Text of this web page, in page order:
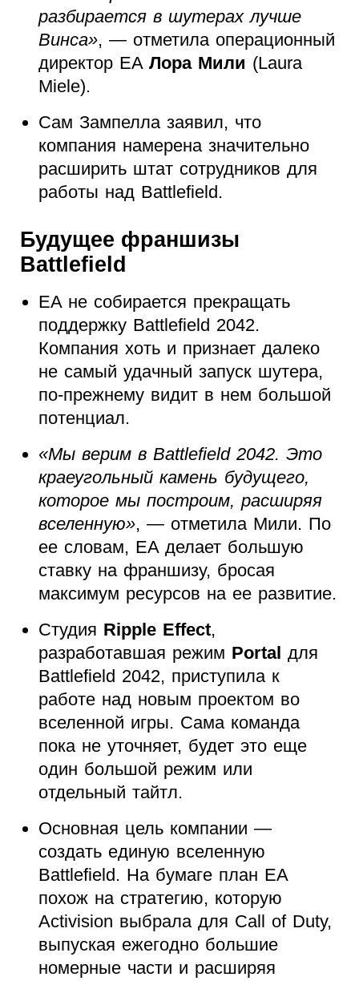
разбирается в шутерах лучше
Винса», — отметила операционный
директор EA Лора Мили (Laura
Miele).
Сам Зампелла заявил, что
компания намерена значительно
расширить штат сотрудников для
работы над Battlefield.
Будущее франшизы
Battlefield
EA не собирается прекращать
поддержку Battlefield 2042.
Компания хоть и признает далеко
не самый удачный запуск шутера,
по-прежнему видит в нем большой
потенциал.
«Мы верим в Battlefield 2042. Это
краеугольный камень будущего,
которое мы построим, расширяя
вселенную», — отметила Мили. По
ее словам, EA делает большую
ставку на франшизу, бросая
максимум ресурсов на ее развитие.
Студия Ripple Effect,
разработавшая режим Portal для
Battlefield 2042, приступила к
работе над новым проектом во
вселенной игры. Сама команда
пока не уточняет, будет это еще
один большой режим или
отдельный тайтл.
Основная цель компании —
создать единую вселенную
Battlefield. На бумаге план EA
похож на стратегию, которую
Activision выбрала для Call of Duty,
выпуская ежегодно большие
номерные части и расширяя